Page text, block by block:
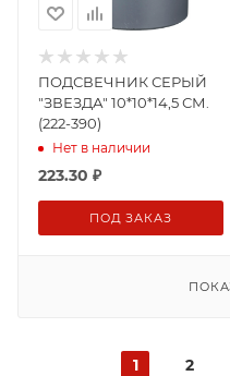
ПОДСВЕЧНИК СЕРЫЙ
"ЗВЕЗДА" 10*10*14,5 СМ.
(222-390)
Нет в наличии
223.30 ₽
ПОД ЗАКАЗ
1 2